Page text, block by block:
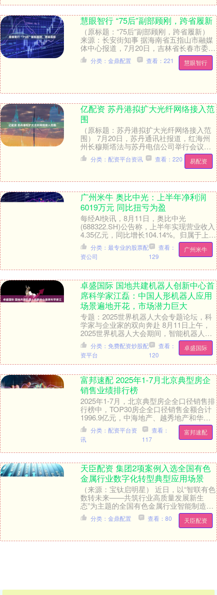
慧眼智行 “75后”副部顾刚，跨省履新
（原标题：“75后”副部顾刚，跨省履新）
来源：长安街知事 据海南省五指山市融媒
体中心报道，7月20日，吉林省长春市委副
书记、市政府党组书记顾刚在长春净月潭
瓦萨....
慧眼智行
分类：金鼎配置 查看：221
亿配资 苏丹港拟扩大光纤网络接入范
围
（原标题：苏丹港拟扩大光纤网络接入范
围） 7月20日，苏丹通讯社报道，红海州
州长穆斯塔法与苏丹电信公司举行会议，
讨论了将光纤网络架空接入苏丹港家庭的
项目。项目一....
易配资
分类：配资平台资讯 查看：220
广州米牛 奥比中光：上半年净利润
6019万元 同比扭亏为盈
每经AI快讯，8月11日，奥比中光
(688322.SH)公告称，上半年实现营业收入
4.35亿元，同比增长104.14%。归属于上市
公司股东的净利润为6019.0....
广州米牛
分类：最专业的股票配
资公司
查看：
129
卓盛国际 国地共建机器人创新中心首
席科学家江磊：中国人形机器人应用
场景遍地开花，市场潜力巨大
专题：2025世界机器人大会专题论坛，科
学家与企业家的双向奔赴 8月11日上午，
2025世界机器人大会期间，智能机器人科
学家与企业家深度对话”活动举行。大会聚
焦....
卓盛国际
分类：免费配资炒股配
资平台
查看：
120
富邦速配 2025年1-7月北京典型房企
销售业绩排行榜
2025年1-7月，北京典型房企全口径销售排
行榜中，TOP30房企全口径销售金额合计
1996.9亿元，中海地产、越秀地产和华润
置地分别以212.0亿元、197.....
富邦速配
分类：配资平台资
讯
查看：
117
天臣配资 集团2项案例入选全国有色
金属行业数字化转型典型应用场景
（来源：宝钛启明星） 近日，以“智联有色
数转未来——共筑行业高质量发展新生
态”为主题的全国有色金属行业智能制造暨
数字化转型推进会在甘肃省金昌市举办。
集团副总经....
天臣配资
分类：金鼎配置 查看：80